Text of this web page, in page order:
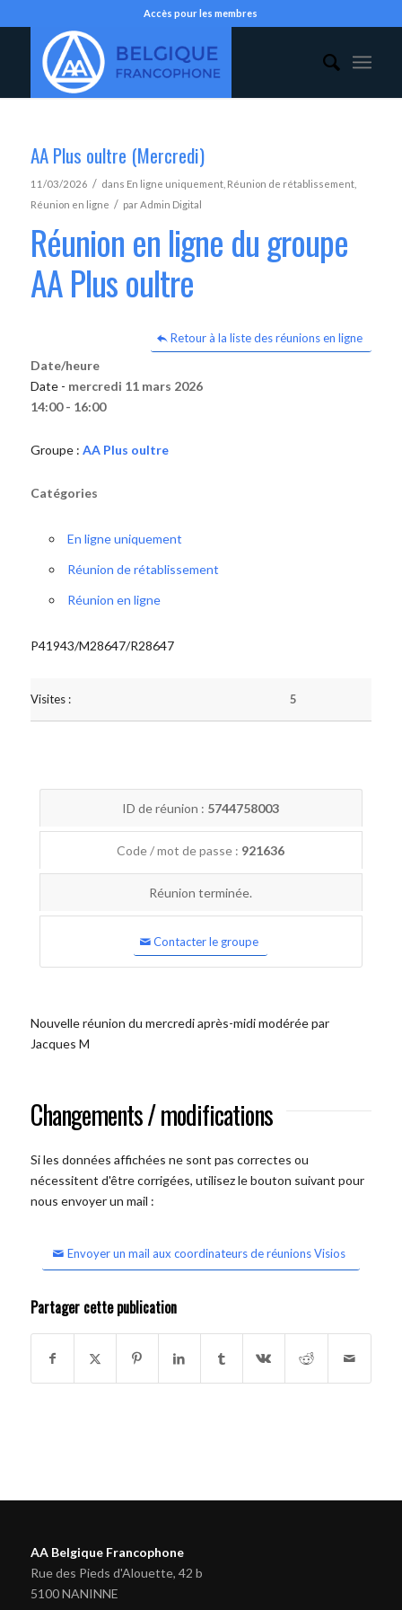
Accès pour les membres
AA Plus oultre (Mercredi)
11/03/2026 / dans En ligne uniquement, Réunion de rétablissement,
Réunion en ligne / parAdmin Digital
Réunion en ligne du groupe
AA Plus oultre
Retour à la liste des réunions en ligne
Date/heure
Date - mercredi 11 mars 2026
14:00 - 16:00
Groupe : AA Plus oultre
Catégories
En ligne uniquement
Réunion de rétablissement
Réunion en ligne
P41943/M28647/R28647
Visites : 5
ID de réunion : 5744758003
Code / mot de passe : 921636
Réunion terminée.
Contacter le groupe
Nouvelle réunion du mercredi après-midi modérée par
Jacques M
Changements / modifications
Si les données affichées ne sont pas correctes ou
nécessitent d'être corrigées, utilisez le bouton suivant pour
nous envoyer un mail :
Envoyer un mail aux coordinateurs de réunions Visios
Partager cette publication
AA Belgique Francophone
Rue des Pieds d'Alouette, 42 b
5100 NANINNE